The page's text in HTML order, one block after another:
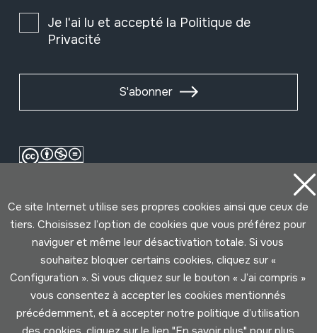
Je l'ai lu et accepté la Politique de
Privacité
S'abonner
Conditions d'Utilisation
Politique de Privacité
Cookies politique
Développé par Lotura
Ce site Internet utilise ses propres cookies ainsi que ceux de
tiers. Choisissez l’option de cookies que vous préférez pour
naviguer et même leur désactivation totale. Si vous
souhaitez bloquer certains cookies, cliquez sur «
Configuration ». Si vous cliquez sur le bouton « J’ai compris »
vous consentez à accepter les cookies mentionnés
précédemment, et à accepter notre politique d’utilisation